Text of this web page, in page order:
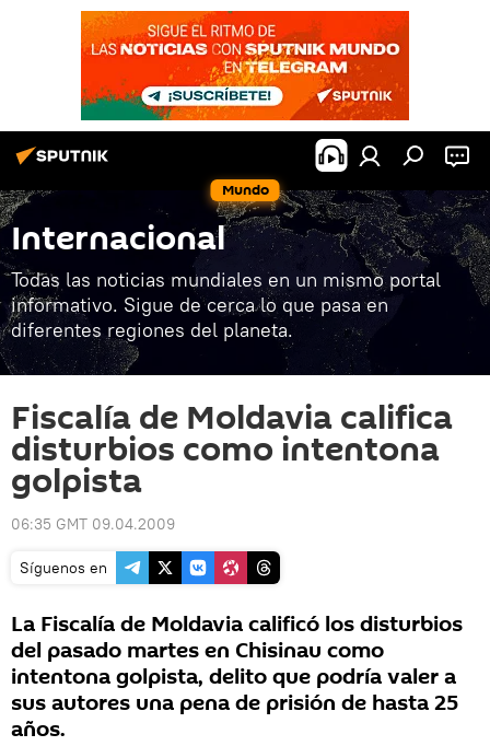
Mundo
Internacional
Todas las noticias mundiales en un mismo portal
informativo. Sigue de cerca lo que pasa en
diferentes regiones del planeta.
Fiscalía de Moldavia califica
disturbios como intentona
golpista
06:35 GMT 09.04.2009
Síguenos en
La Fiscalía de Moldavia calificó los disturbios
del pasado martes en Chisinau como
intentona golpista, delito que podría valer a
sus autores una pena de prisión de hasta 25
años.